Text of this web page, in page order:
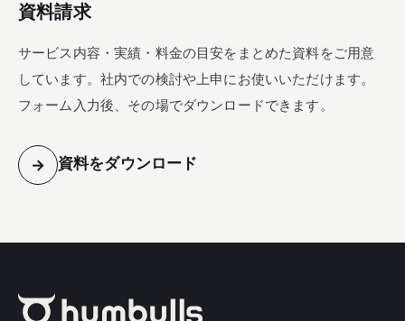
資料請求
サービス内容・実績・料金の目安をまとめた資料をご用意
しています。社内での検討や上申にお使いいただけます。
フォーム入力後、その場でダウンロードできます。
→ 資料をダウンロード